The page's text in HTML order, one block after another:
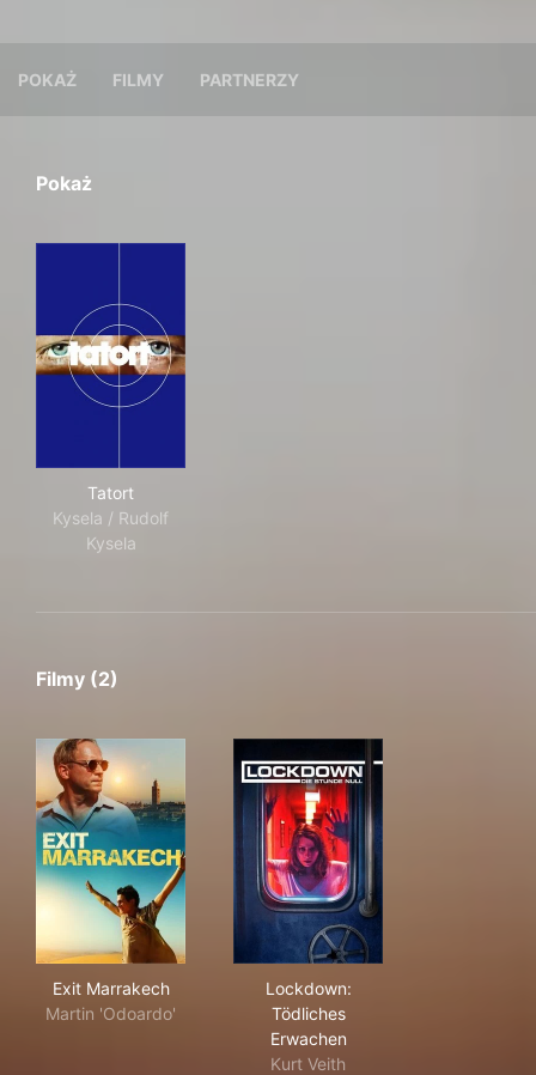
POKAŻ FILMY PARTNERZY
Pokaż
Tatort
Kysela / Rudolf
Kysela
Filmy (2)
Exit Marrakech
Martin 'Odoardo'
Lockdown:
Tödliches
Erwachen
Kurt Veith